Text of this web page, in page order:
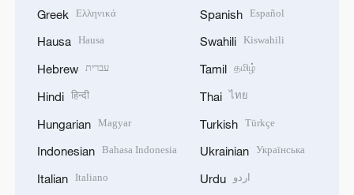
Greek Ελληνικά
Hausa Hausa
Hebrew עברית
Hindi हिन्दी
Hungarian Magyar
Indonesian Bahasa Indonesia
Italian Italiano
Spanish Español
Swahili Kiswahili
Tamil தமிழ்
Thai ไทย
Turkish Türkçe
Ukrainian Українська
Urdu اردو